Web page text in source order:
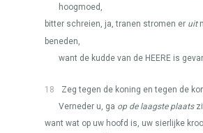
hoogmoed,
bitter schreien, ja, tranen stromen er uit
beneden,
want de kudde van de HEERE is
18
Zeg tegen de koning en tegen de
Verneder u, ga op de laagste plaats
want wat op uw hoofd is, uw sierlijke